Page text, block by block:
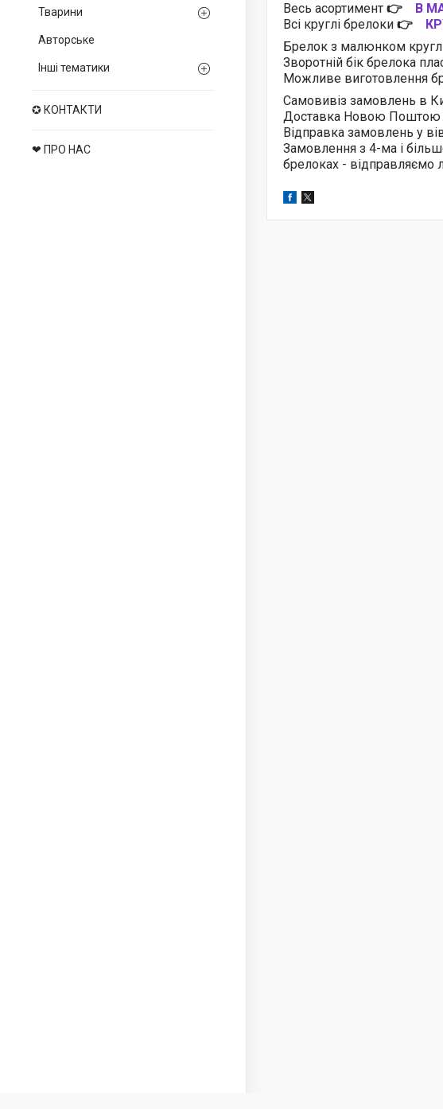
Тварини
Авторське
Інші тематики
✪ КОНТАКТИ
❤ ПРО НАС
Весь асортимент 👉
В
Всі круглі брелоки 👉
Брелок з малюнком
Зворотній бік брелока
Можливе виготовлення
Самовивіз замовлень в
Доставка Новою Поштою
Відправка замовлень у
Замовлення з 4-ма і
брелоках -